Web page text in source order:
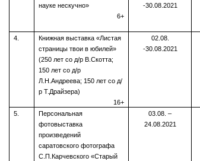
науке нескучно»
6+
-30.08.2021
4.
Книжная выставка «Листая
страницы твои в юбилей»
(250 лет со д/р В.Скотта;
150 лет со д/р
Л.Н.Андреева; 150 лет со д/
р Т.Драйзера)
16+
02.08.
-30.08.2021
5.
Персональная
фотовыставка
произведений
саратовского фотографа
С.П.Карчевского «Старый
03.08. –
24.08.2021